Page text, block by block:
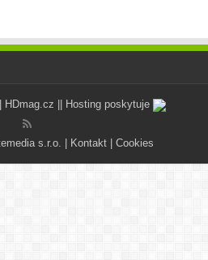
HDmag.cz || Hosting poskytuje
s.r.o. | Kontakt Cookies